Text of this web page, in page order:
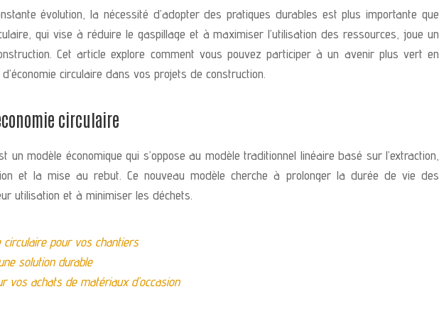
évolution, la nécessité d’adopter des pratiques durables est plus importante que
qui vise à réduire le gaspillage et à maximiser l’utilisation des ressources, joue un
Cet article explore comment vous pouvez participer à un avenir plus vert en
circulaire dans vos projets de construction.
circulaire
un modèle économique qui s’oppose au modèle traditionnel linéaire basé sur l’extraction,
et la mise au rebut. Ce nouveau modèle cherche à prolonger la durée de vie des
utilisation et à minimiser les déchets.
circulaire pour vos chantiers
solution durable
vos achats de matériaux d’occasion